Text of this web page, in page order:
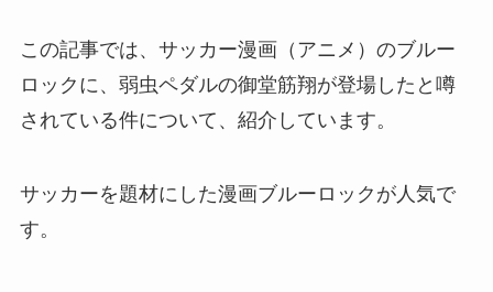
この記事では、サッカー漫画（アニメ）のブルー
ロックに、弱虫ペダルの御堂筋翔が登場したと噂
されている件について、紹介しています。
サッカーを題材にした漫画ブルーロックが人気で
す。